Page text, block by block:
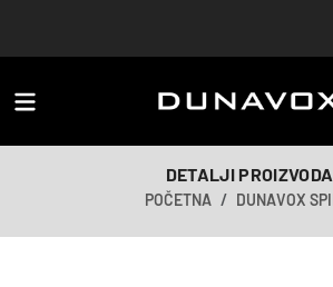
DETALJI PROIZVODA
POČETNA DUNAVOX